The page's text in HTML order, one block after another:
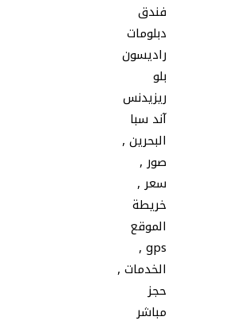
فندق
دبلومات
راديسون
بلو
ريزيدنس
آند سبا
البحرين ,
صور ,
سعر ,
خريطة
الموقع
gps ,
الخدمات ,
حجز
مباشر